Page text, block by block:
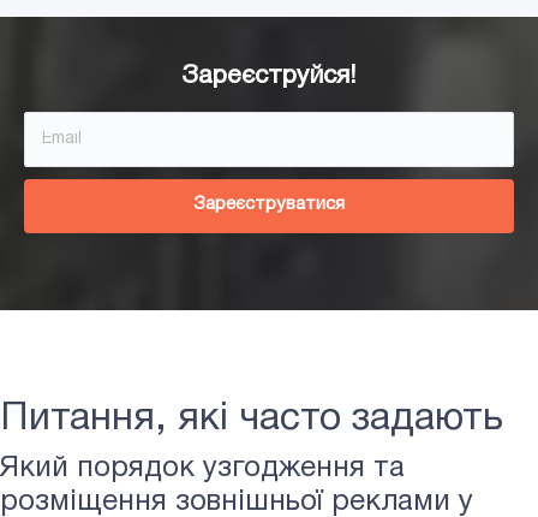
Зареєструйся!
Зареєструватися
Питання, які часто задають
Який порядок узгодження та
розміщення зовнішньої реклами у